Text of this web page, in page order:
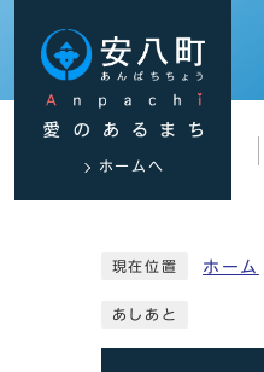
ホームへ
現在位置 ホーム
あしあと